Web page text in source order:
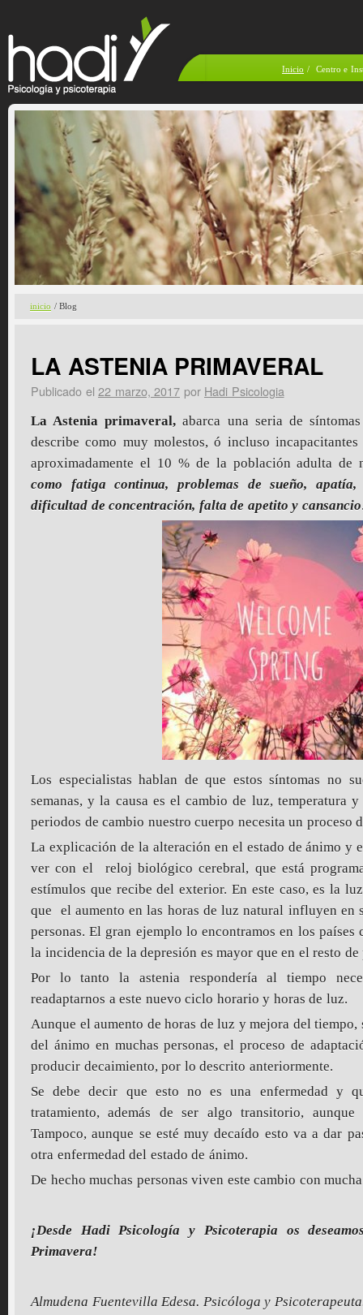
Inicio / Centro e
inicio / Blog
LA ASTENIA PRIMAVERAL
Publicado el 22 marzo, 2017 por Hadi Psicologia
La Astenia primaveral,abarca una seria de
describe como muy molestos, ó incluso
aproximadamente el 10 % de la población adulta de
como fatiga continua, problemas de sueño,
dificultad de concentración, falta de apetito y cansancio
Los especialistas hablan de que estos síntomas no
semanas, y la causa es el cambio de luz, temperatura
periodos de cambio nuestro cuerpo necesita un proceso
La explicación de la alteración en el estado de ánimo y
ver con el reloj biológico cerebral, que está
estímulos que recibe del exterior. En este caso, es la
que el aumento en las horas de luz natural influyen en
personas. El gran ejemplo lo encontramos en los países
la incidencia de la depresión es mayor que en el resto de
Por lo tanto la astenia respondería al tiempo
readaptarnos a este nuevo ciclo horario y horas de luz.
Aunque el aumento de horas de luz y mejora del
del ánimo en muchas personas, el proceso de
producir decaimiento, por lo descrito anteriormente.
Se debe decir que esto no es una enfermedad y
tratamiento, además de ser algo transitorio,
Tampoco, aunque se esté muy decaído esto va a dar
otra enfermedad del estado de ánimo.
De hecho muchas personas viven este cambio con
¡Desde Hadi Psicología y Psicoterapia os
Primavera!
Almudena Fuentevilla Edesa. Psicóloga y